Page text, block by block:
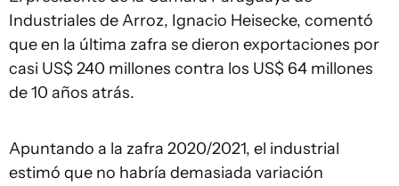
Industriales de Arroz, Ignacio Heisecke, comentó
que en la última zafra se dieron exportaciones por
casi US$ 240 millones contra los US$ 64 millones
de 10 años atrás.
Apuntando a la zafra 2020/2021, el industrial
estimó que no habría demasiada variación